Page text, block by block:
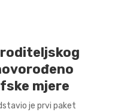
roditeljskog
mjere
je prvi paket